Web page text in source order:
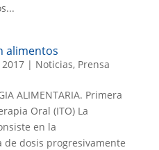
alimentos
2017| Noticias, Prensa
ALIMENTARIA. Primera
Oral (ITO) La
en la
dosis progresivamente